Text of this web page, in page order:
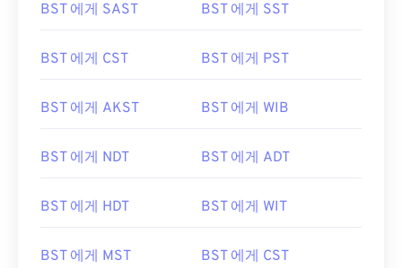
BST 에게 SAST BST 에게 SST
BST 에게 CST BST 에게 PST
BST 에게 AKST BST 에게 WIB
BST 에게 NDT BST 에게 ADT
BST 에게 HDT BST 에게 WIT
BST 에게 MST BST 에게 CST